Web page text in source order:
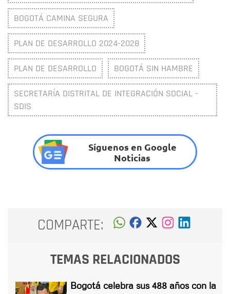
BOGOTÁ CAMINA SEGURA
PLAN DE DESARROLLO 2024-2028
PLAN DE DESARROLLO BOGOTÁ SIN HAMBRE
SECRETARÍA DISTRITAL DE INTEGRACIÓN SOCIAL -
SDIS
Síguenos en Google
Noticias
COMPARTE:
TEMAS RELACIONADOS
Bogotá celebra sus 488 años con la